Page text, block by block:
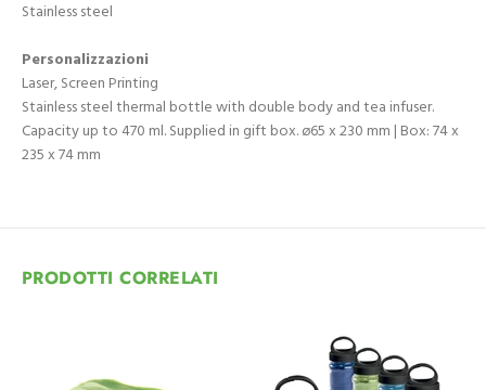
Stainless steel
Personalizzazioni
Laser, Screen Printing
Stainless steel thermal bottle with double body and tea infuser.
Capacity up to 470 ml. Supplied in gift box. ø65 x 230 mm | Box: 74 x
235 x 74 mm
PRODOTTI CORRELATI